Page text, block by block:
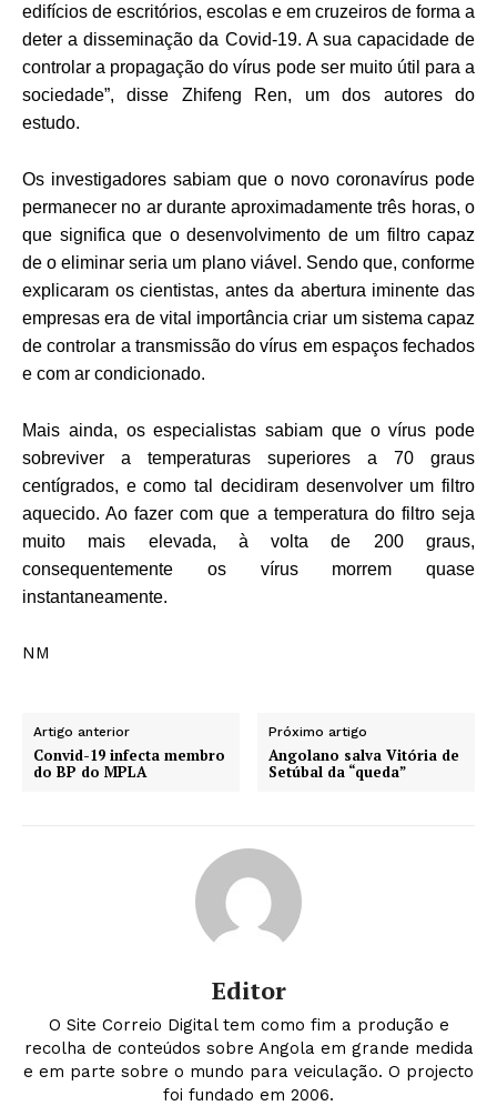
edifícios de escritórios, escolas e em cruzeiros de forma a
deter a disseminação da Covid-19. A sua capacidade de
controlar a propagação do vírus pode ser muito útil para a
sociedade”, disse Zhifeng Ren, um dos autores do
estudo.
Os investigadores sabiam que o novo coronavírus pode
permanecer no ar durante aproximadamente três horas, o
que significa que o desenvolvimento de um filtro capaz
de o eliminar seria um plano viável. Sendo que, conforme
explicaram os cientistas, antes da abertura iminente das
empresas era de vital importância criar um sistema capaz
de controlar a transmissão do vírus em espaços fechados
e com ar condicionado.
Mais ainda, os especialistas sabiam que o vírus pode
sobreviver a temperaturas superiores a 70 graus
centígrados, e como tal decidiram desenvolver um filtro
aquecido. Ao fazer com que a temperatura do filtro seja
muito mais elevada, à volta de 200 graus,
consequentemente os vírus morrem quase
instantaneamente.
NM
Artigo anterior
Convid-19 infecta membro
do BP do MPLA
Próximo artigo
Angolano salva Vitória de
Setúbal da “queda”
Editor
O Site Correio Digital tem como fim a produção e
recolha de conteúdos sobre Angola em grande medida
e em parte sobre o mundo para veiculação. O projecto
foi fundado em 2006.